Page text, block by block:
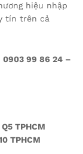
hiệu nhập
tín trên cả
99 86 24 –
TPHCM
TPHCM